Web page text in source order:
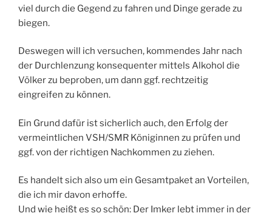
viel durch die Gegend zu fahren und Dinge gerade zu
biegen.
Deswegen will ich versuchen, kommendes Jahr nach
der Durchlenzung konsequenter mittels Alkohol die
Völker zu beproben, um dann ggf. rechtzeitig
eingreifen zu können.
Ein Grund dafür ist sicherlich auch, den Erfolg der
vermeintlichen VSH/SMR Königinnen zu prüfen und
ggf. von der richtigen Nachkommen zu ziehen.
Es handelt sich also um ein Gesamtpaket an Vorteilen,
die ich mir davon erhoffe.
Und wie heißt es so schön: Der Imker lebt immer in der